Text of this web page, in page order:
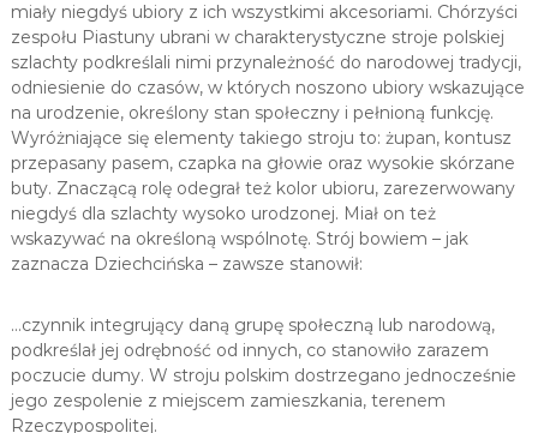
miały niegdyś ubiory z ich wszystkimi akcesoriami. Chórzyści
zespołu Piastuny ubrani w charakterystyczne stroje polskiej
szlachty podkreślali nimi przynależność do narodowej tradycji,
odniesienie do czasów, w których noszono ubiory wskazujące
na urodzenie, określony stan społeczny i pełnioną funkcję.
Wyróżniające się elementy takiego stroju to: żupan, kontusz
przepasany pasem, czapka na głowie oraz wysokie skórzane
buty. Znaczącą rolę odegrał też kolor ubioru, zarezerwowany
niegdyś dla szlachty wysoko urodzonej. Miał on też
wskazywać na określoną wspólnotę. Strój bowiem – jak
zaznacza Dziechcińska – zawsze stanowił:
…czynnik integrujący daną grupę społeczną lub narodową,
podkreślał jej odrębność od innych, co stanowiło zarazem
poczucie dumy. W stroju polskim dostrzegano jednocześnie
jego zespolenie z miejscem zamieszkania, terenem
Rzeczypospolitej.